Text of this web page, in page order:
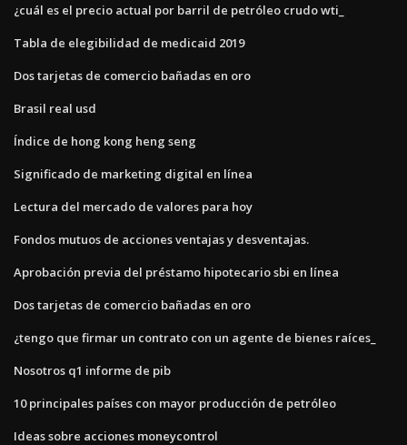
¿cuál es el precio actual por barril de petróleo crudo wti_
Tabla de elegibilidad de medicaid 2019
Dos tarjetas de comercio bañadas en oro
Brasil real usd
Índice de hong kong heng seng
Significado de marketing digital en línea
Lectura del mercado de valores para hoy
Fondos mutuos de acciones ventajas y desventajas.
Aprobación previa del préstamo hipotecario sbi en línea
Dos tarjetas de comercio bañadas en oro
¿tengo que firmar un contrato con un agente de bienes raíces_
Nosotros q1 informe de pib
10 principales países con mayor producción de petróleo
Ideas sobre acciones moneycontrol